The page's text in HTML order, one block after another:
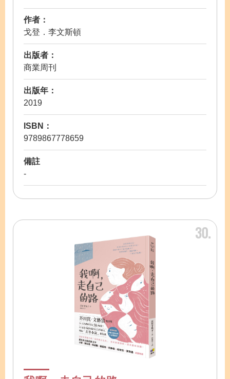
作者：
戈登．李文斯頓
出版者：
商業周刊
出版年：
2019
ISBN：
9789867778659
備註
-
30